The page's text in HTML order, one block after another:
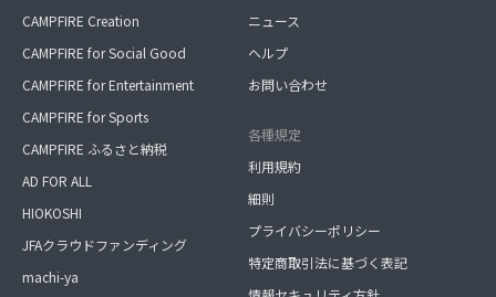
CAMPFIRE Creation
CAMPFIRE for Social Good
CAMPFIRE for Entertainment
CAMPFIRE for Sports
CAMPFIRE ふるさと納税
AD FOR ALL
HIOKOSHI
JFAクラウドファンディング
machi-ya
ニュース
ヘルプ
お問い合わせ
各種規定
利用規約
細則
プライバシーポリシー
特定商取引法に基づく表記